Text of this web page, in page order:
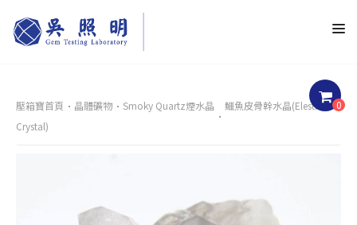
0
壓箱寶首頁 晶體礦物 Smoky Quartz煙水晶
鱷魚皮骨幹水晶(Elestial
Crystal)